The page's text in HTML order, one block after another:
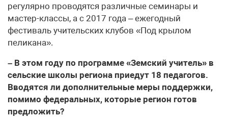
регулярно проводятся различные семинары и
мастер-классы, а с 2017 года – ежегодный
фестиваль учительских клубов «Под крылом
пеликана».
– В этом году по программе «Земский учитель» в
сельские школы региона приедут 18 педагогов.
Вводятся ли дополнительные меры поддержки,
помимо федеральных, которые регион готов
предложить?